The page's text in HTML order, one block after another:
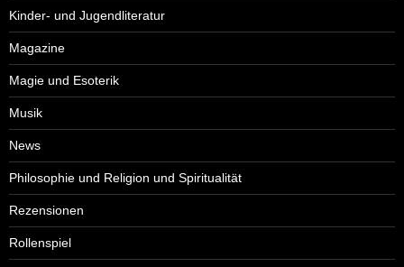
Kinder- und Jugendliteratur
Magazine
Magie und Esoterik
Musik
News
Philosophie und Religion und Spiritualität
Rezensionen
Rollenspiel